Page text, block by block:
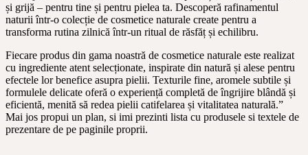
și grijă – pentru tine și pentru pielea ta. Descoperă rafinamentul
naturii într-o colecție de cosmetice naturale create pentru a
transforma rutina zilnică într-un ritual de răsfăț și echilibru.
Fiecare produs din gama noastră de cosmetice naturale este realizat
cu ingrediente atent selecționate, inspirate din natură și alese pentru
efectele lor benefice asupra pielii. Texturile fine, aromele subtile și
formulele delicate oferă o experiență completă de îngrijire blândă și
eficientă, menită să redea pielii catifelarea și vitalitatea naturală.”
Mai jos propui un plan, si imi prezinti lista cu produsele si textele de
prezentare de pe paginile proprii.